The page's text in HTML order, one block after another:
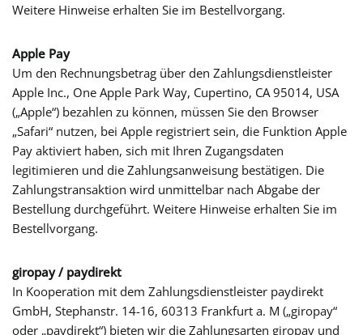
Weitere Hinweise erhalten Sie im Bestellvorgang.
Apple Pay
Um den Rechnungsbetrag über den Zahlungsdienstleister
Apple Inc., One Apple Park Way, Cupertino, CA 95014, USA
(„Apple“) bezahlen zu können, müssen Sie den Browser
„Safari“ nutzen, bei Apple registriert sein, die Funktion Apple
Pay aktiviert haben, sich mit Ihren Zugangsdaten
legitimieren und die Zahlungsanweisung bestätigen. Die
Zahlungstransaktion wird unmittelbar nach Abgabe der
Bestellung durchgeführt. Weitere Hinweise erhalten Sie im
Bestellvorgang.
giropay / paydirekt
In Kooperation mit dem Zahlungsdienstleister paydirekt
GmbH, Stephanstr. 14-16, 60313 Frankfurt a. M („giropay“
oder „paydirekt“) bieten wir die Zahlungsarten giropay und